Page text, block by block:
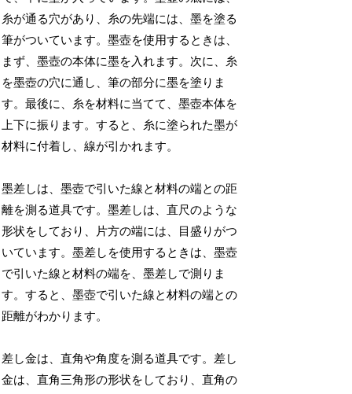
糸が通る穴があり、糸の先端には、墨を塗る
筆がついています。墨壺を使用するときは、
まず、墨壺の本体に墨を入れます。次に、糸
を墨壺の穴に通し、筆の部分に墨を塗りま
す。最後に、糸を材料に当てて、墨壺本体を
上下に振ります。すると、糸に塗られた墨が
材料に付着し、線が引かれます。
墨差しは、墨壺で引いた線と材料の端との距
離を測る道具です。墨差しは、直尺のような
形状をしており、片方の端には、目盛りがつ
いています。墨差しを使用するときは、墨壺
で引いた線と材料の端を、墨差しで測りま
す。すると、墨壺で引いた線と材料の端との
距離がわかります。
差し金は、直角や角度を測る道具です。差し
金は、直角三角形の形状をしており、直角の